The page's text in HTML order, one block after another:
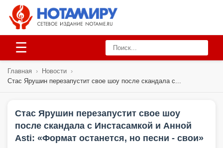
☰
Главная › Новости ›
Стас Ярушин перезапустит свое шоу после скандала с...
Стас Ярушин перезапустит свое шоу
после скандала с Инстасамкой и Анной
Asti: «Формат останется, но песни - свои»